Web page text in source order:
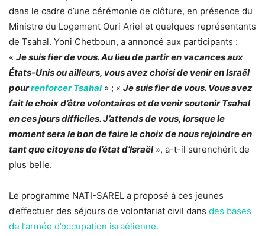
dans le cadre d’une cérémonie de clôture, en présence du
Ministre du Logement Ouri Ariel et quelques représentants
de Tsahal. Yoni Chetboun, a annoncé aux participants :
« Je suis fier de vous. Au lieu de partir en vacances aux
États-Unis ou ailleurs, vous avez choisi de venir en Israël
pourrenforcer Tsahal » ; « Je suis fier de vous. Vous avez
fait le choix d’être volontaires et de venir soutenir Tsahal
en ces jours difficiles. J’attends de vous, lorsque le
moment sera le bon de faire le choix de nous rejoindre en
tant que citoyens de l’état d’Israël », a-t-il surenchérit de
plus belle.
Le programme NATI-SAREL a proposé à ces jeunes
d’effectuer des séjours de volontariat civil dans des bases
de l’armée d’occupation israélienne.